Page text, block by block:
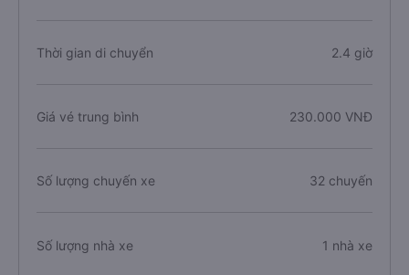
Thời gian di chuyển 2.4 giờ
Giá vé trung bình 230.000 VNĐ
Số lượng chuyến xe 32 chuyến
Số lượng nhà xe 1 nhà xe